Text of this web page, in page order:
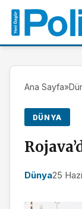
Ana Sayfa»
DÜNYA
Dünya25